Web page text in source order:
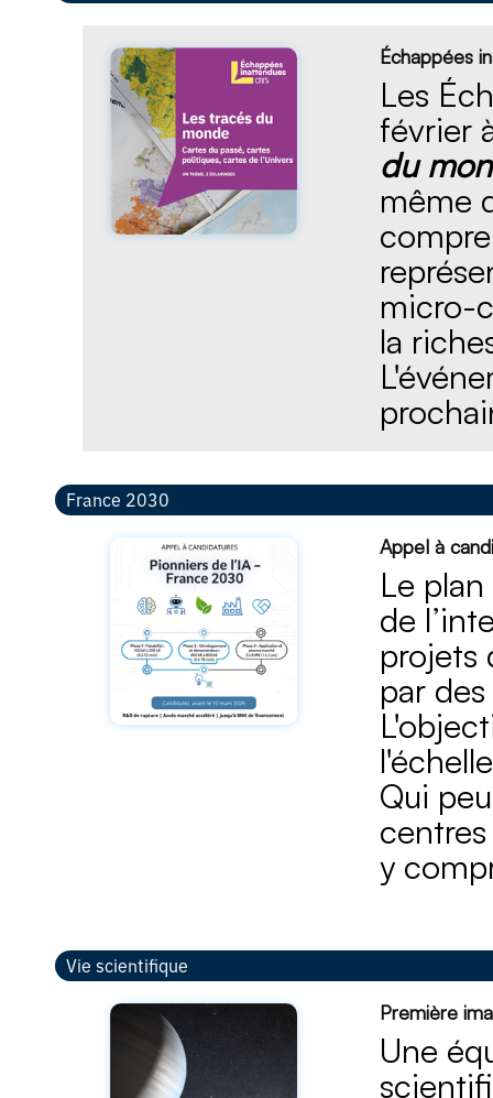
Échappées
Les
février
du
même
micro-
la
France 2030
Appel à
Le
de
projets
par
Qui
y
Vie scientifique
Première
Une